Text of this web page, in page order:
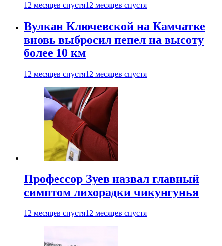
12 месяцев спустя12 месяцев спустя
Вулкан Ключевской на Камчатке
вновь выбросил пепел на высоту
более 10 км
12 месяцев спустя12 месяцев спустя
Профессор Зуев назвал главный
симптом лихорадки чикунгунья
12 месяцев спустя12 месяцев спустя